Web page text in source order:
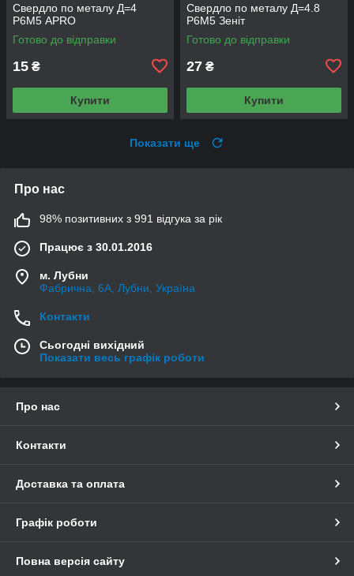
Свердло по металу Д=4
Р6М5 APRO
Готово до відправки
15 ₴
Купити
Свердло по металу Д=4.8
Р6М5 Зеніт
Готово до відправки
27 ₴
Купити
Показати ще
Про нас
98% позитивних з 991 відгука за рік
Працює з 30.01.2016
м. Лубни
Фабрична, 6А, Лубни, Україна
Контакти
Сьогодні вихідний
Показати весь графік роботи
Про нас
Контакти
Доставка та оплата
Графік роботи
Повна версія сайту